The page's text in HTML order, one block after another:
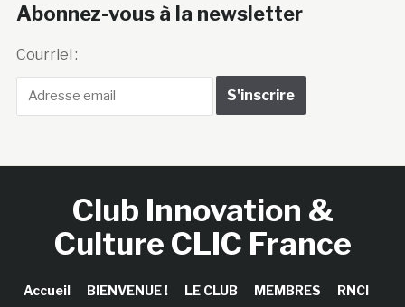
Abonnez-vous à la newsletter
Courriel :
Club Innovation &
Culture CLIC France
Accueil BIENVENUE ! LE CLUB MEMBRES
RNCI